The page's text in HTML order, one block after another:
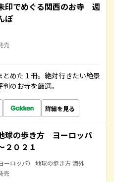
印でめぐる関西のお寺 週
ぽ
売
めた１冊。絶対行きたい絶景
のお寺を厳選。
詳細を見る
球の歩き方 ヨーロッパ
２０２１
ーロッパ） 地球の歩き方 海外
売